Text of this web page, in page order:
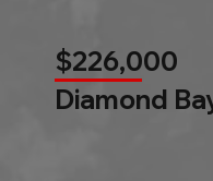
$226,000
Diamond